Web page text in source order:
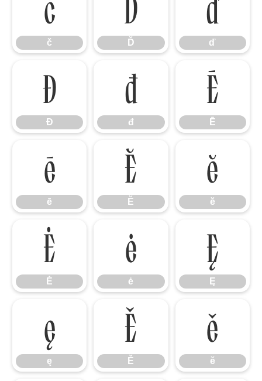
č
č
Ď
Ď
ď
ď
Đ
Đ
đ
đ
Ē
Ē
ē
ē
Ĕ
Ĕ
ĕ
ĕ
Ė
Ė
ė
ė
Ę
Ę
ę
ę
Ě
Ě
ě
ě